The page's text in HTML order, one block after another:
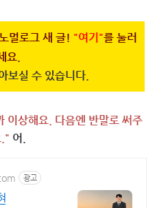
멀로그 새 글! "여기"를 눌러
요.
보실 수 있습니다.
이상해요. 다음엔 반말로 써주
." 어.
광고